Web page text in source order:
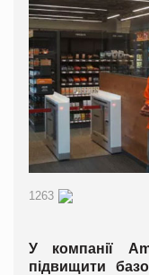
1263
У компанії
підвищити